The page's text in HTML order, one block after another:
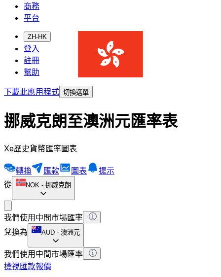
商務
平台
ZH-HK
登入
註冊
幫助
下載此應用程式 切換選單
挪威克朗至澳洲元匯率表
Xe歷史貨幣匯率圖表
轉換 匯款 圖表
提示
從
NOK - 挪威克朗
我們使用中間市場匯率
兌換為
AUD - 澳洲元
我們使用中間市場匯率
檢視匯款報價